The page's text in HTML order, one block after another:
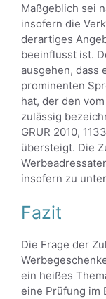
Maßgeblich sei
insofern die
derartiges
beeinflusst ist.
ausgehen, dass
prominenten
hat, der den
zulässig
GRUR 2010,
übersteigt. Die
insofern zu
Fazit
Die Frage der
ein heißes
eine Prüfung im